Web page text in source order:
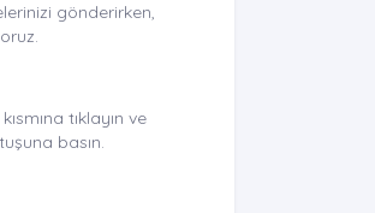
gönderirken,
tıklayın ve
basın.